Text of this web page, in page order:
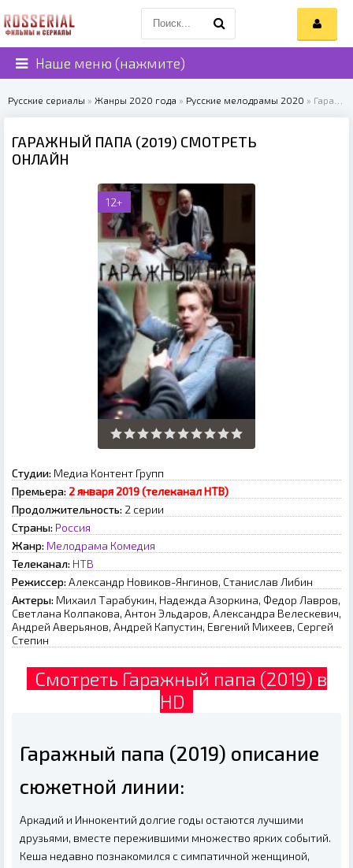
Наше меню (нажмите)
Русские сериалы » Жанры 2020 года » Русские мелодрамы 2020 » Гаражный папа (2019)
ГАРАЖНЫЙ ПАПА (2019) СМОТРЕТЬ
ОНЛАЙН
12+
Студии: Медиа Контент Групп
Премьера: 2 января 2019 (телеканал НТВ)
Продолжительность: 2 серии
Страны: Россия
Жанр: Мелодрама Комедия
Телеканал: НТВ
Режиссер: Александр Новиков-Янгинов, Станислав Либин
Актеры: Михаил Тарабукин, Надежда Азоркина, Федор Лавров,
Светлана Колпакова, Антон Эльдаров, Александра Велескевич,
Андрей Аверьянов, Андрей Капустин, Евгений Михеев, Сергей
Степин
Смотреть Гаражный папа (2019) в
HD
Гаражный папа (2019) описание
сюжетной линии:
Аркадий и Иннокентий долгие годы остаются лучшими
друзьями, вместе пережившими множество ярких событий.
Кеша недавно познакомился с симпатичной женщиной,